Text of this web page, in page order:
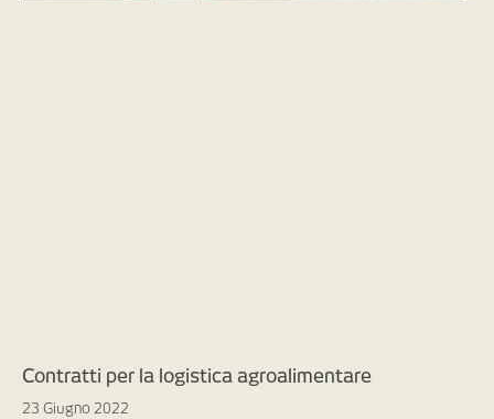
Contratti per la logistica agroalimentare
23 Giugno 2022